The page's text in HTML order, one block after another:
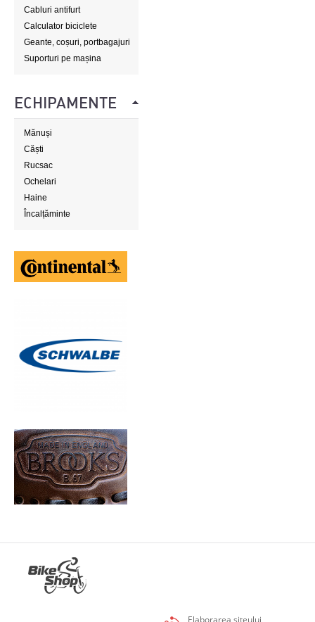
Cabluri antifurt
Calculator biciclete
Geante, coșuri, portbagajuri
Suporturi pe mașina
ECHIPAMENTE
Mănuși
Căști
Rucsac
Ochelari
Haine
Încalțăminte
Elaborarea siteului